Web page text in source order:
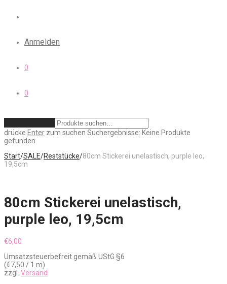
Anmelden
0
0
drücke Enter zum suchen Suchergebnisse: Keine Produkte
gefunden.
Start/SALE/Reststücke/80cm Stickerei unelastisch, purple leo,
19,5cm
80cm Stickerei unelastisch,
purple leo, 19,5cm
€6,00
Umsatzsteuerbefreit gemäß UStG §6
(€7,50 / 1 m)
zzgl. Versand